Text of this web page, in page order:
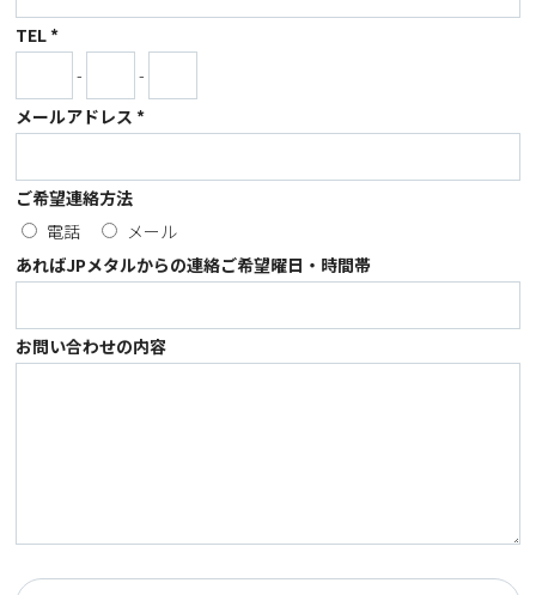
TEL *
-
-
メールアドレス *
ご希望連絡方法
電話
メール
あればJPメタルからの連絡ご希望曜日・時間帯
お問い合わせの内容